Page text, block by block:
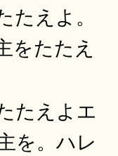
えよ。
をたたえ
たえよエ
を。ハレ